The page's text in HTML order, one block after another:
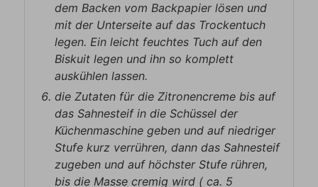
dem Backen vom Backpapier lösen und
mit der Unterseite auf das Trockentuch
legen. Ein leicht feuchtes Tuch auf den
Biskuit legen und ihn so komplett
auskühlen lassen.
die Zutaten für die Zitronencreme bis auf
das Sahnesteif in die Schüssel der
Küchenmaschine geben und auf niedriger
Stufe kurz verrühren, dann das Sahnesteif
zugeben und auf höchster Stufe rühren,
bis die Masse cremig wird ( ca. 5